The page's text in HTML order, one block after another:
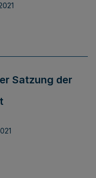
Satzung der